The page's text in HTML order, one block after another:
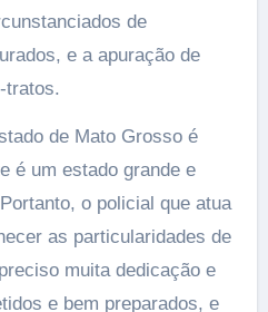
de
e a apuração de
tratos.
de Mato Grosso é
é um estado grande e
o policial que atua
as particularidades de
muita dedicação e
e bem preparados, e